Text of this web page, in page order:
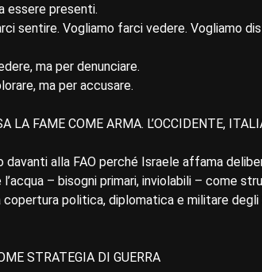
essere presenti.
sentire. Vogliamo farci vedere. Vogliamo
ma per denunciare.
ma per accusare.
LA FAME COME ARMA. L’OCCIDENTE,
davanti alla FAO perché Israele affama
l’acqua – bisogni primari, inviolabili – come
politica, diplomatica e militare
STRATEGIA DI GUERRA